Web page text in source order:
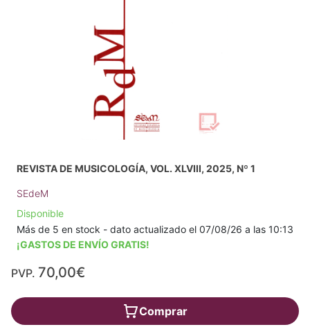
REVISTA DE MUSICOLOGÍA, VOL. XLVIII, 2025, Nº 1
SEdeM
Disponible
Más de 5 en stock - dato actualizado el 07/08/26 a las 10:13
¡GASTOS DE ENVÍO GRATIS!
PVP. 70,00€
Comprar